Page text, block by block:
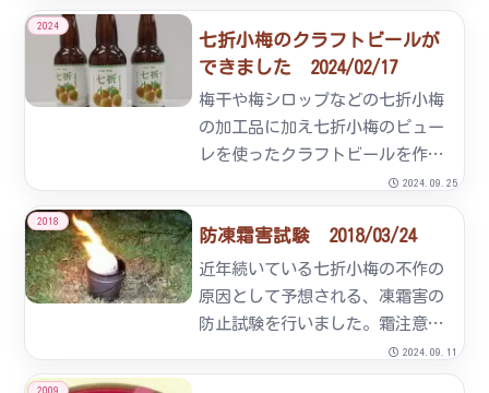
お手伝いや地元の小学生や和太鼓
など多くの方がイベントを盛り上
げて下さいました。ありがとうご
ざいました。
2024
七折小梅のクラフトビールが
できました 2024/02/17
梅干や梅シロップなどの七折小梅
の加工品に加え七折小梅のピュー
レを使ったクラフトビールを作り
ました。2月14日砥部町に「七折
小梅クラフトビール」の完成報告
会を行いました。七折小梅特有の
甘みや香りの風味があり、フルー
ティーでさっぱりした仕上が
り...
2024.09.25
2018
防凍霜害試験 2018/03/24
近年続いている七折小梅の不作の
原因として予想される、凍霜害の
防止試験を行いました。霜注意報
が発令された早朝2時～6時にペー
ル缶に灯油を入れ、円筒形のキッ
2024.09.11
2009